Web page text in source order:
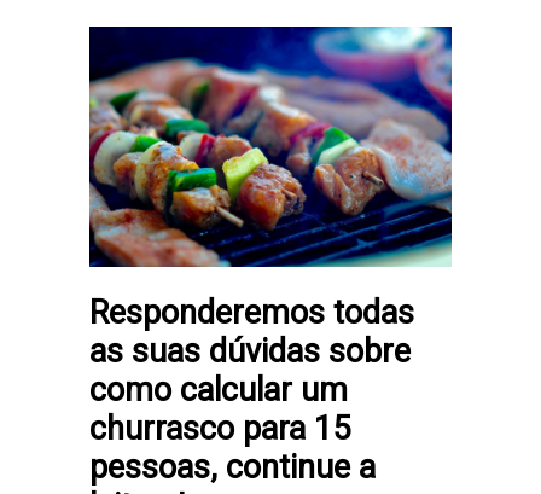
Responderemos todas
as suas dúvidas sobre
como calcular um
churrasco para 15
pessoas, continue a